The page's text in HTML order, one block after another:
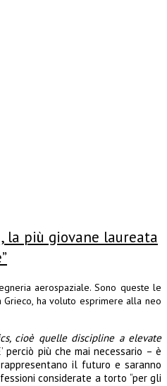
la più giovane laureata
aerospaziale. Sono queste le
ha voluto esprimere alla neo
cioè quelle discipline a elevate
più che mai necessario – è
il futuro e saranno
considerate a torto “per gli